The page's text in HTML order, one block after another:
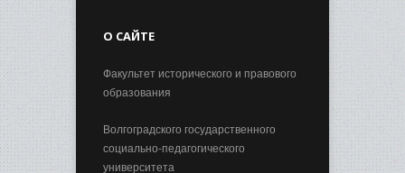
О САЙТЕ
Факультет исторического и правового
образования
Волгоградского государственного
социально-педагогического
университета